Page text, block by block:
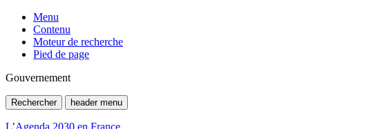
Menu
Contenu
Moteur de recherche
Pied de page
Gouvernement
Rechercher header menu
L’Agenda 2030 en France